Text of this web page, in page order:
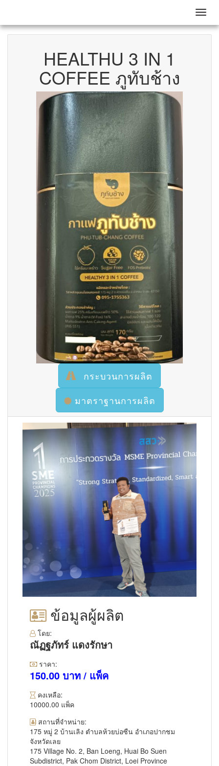
HEALTHU 3 IN 1
COFFEE ภูทับช้าง
กระบวนการผลิต
มาตราฐานการผลิต
ข้อมูลผู้ผลิต
โดย:
ณัฏฐภัทร์ แดงรักษา
ราคา:
150.00 บาท / แพ็ค
คงเหลือ:
10000.00 แพ็ค
สถานที่จำหน่าย:
175 หมู่ 2 บ้านเลิง ตำบลห้วยบ่อซืน อำเภอปากชม
จังหวัดเลย
175 Village No. 2, Ban Loeng, Huai Bo Suen
Subdistrict, Pak Chom District, Loei Province